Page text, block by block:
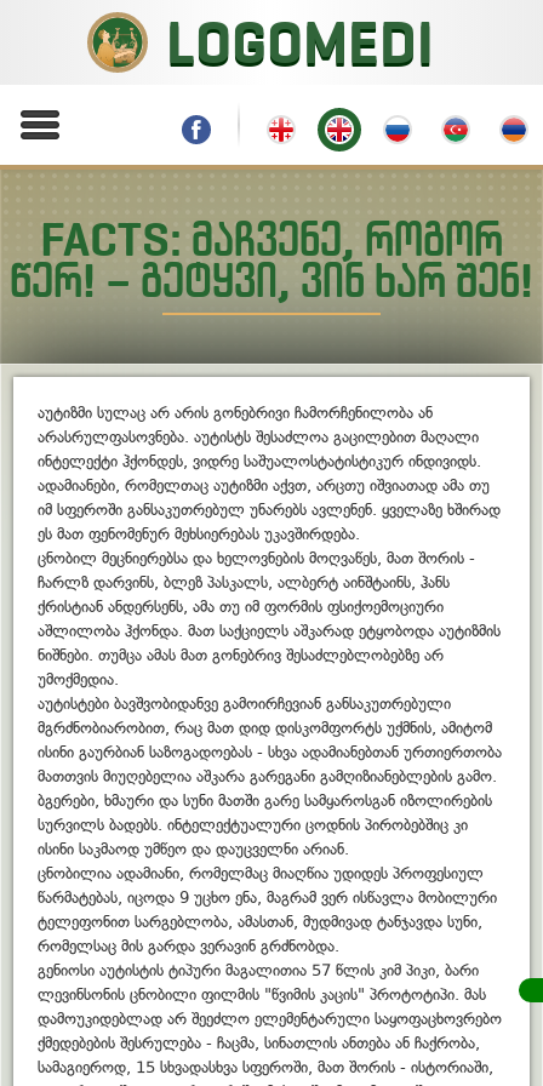
LOGOMEDI
FACTS: ᲛᲐᲩᲕᲔᲜᲔ, ᲠᲝᲒᲝᲠ
ᲬᲔᲠ! – ᲒᲔᲢᲧᲕᲘ, ᲕᲘᲜ ᲮᲐᲠ ᲨᲔᲜ!
აუტიზმი სულაც არ არის გონებრივი ჩამორჩენილობა ან
არასრულფასოვნება. აუტისტს შესაძლოა გაცილებით მაღალი
ინტელექტი ჰქონდეს, ვიდრე საშუალოსტატისტიკურ ინდივიდს.
ადამიანები, რომელთაც აუტიზმი აქვთ, არცთუ იშვიათად ამა თუ
იმ სფეროში განსაკუთრებულ უნარებს ავლენენ. ყველაზე ხშირად
ეს მათ ფენომენურ მეხსიერებას უკავშირდება.
ცნობილ მეცნიერებსა და ხელოვნების მოღვაწეს, მათ შორის -
ჩარლზ დარვინს, ბლეზ პასკალს, ალბერტ აინშტაინს, ჰანს
ქრისტიან ანდერსენს, ამა თუ იმ ფორმის ფსიქოემოციური
აშლილობა ჰქონდა. მათ საქციელს აშკარად ეტყობოდა აუტიზმის
ნიშნები. თუმცა ამას მათ გონებრივ შესაძლებლობებზე არ
უმოქმედია.
აუტისტები ბავშვობიდანვე გამოირჩევიან განსაკუთრებული
მგრძნობიარობით, რაც მათ დიდ დისკომფორტს უქმნის, ამიტომ
ისინი გაურბიან საზოგადოებას - სხვა ადამიანებთან ურთიერთობა
მათთვის მიუღებელია აშკარა გარეგანი გამღიზიანებლების გამო.
ბგერები, ხმაური და სუნი მათში გარე სამყაროსგან იზოლირების
სურვილს ბადებს. ინტელექტუალური ცოდნის პირობებშიც კი
ისინი საკმაოდ უმწეო და დაუცველნი არიან.
ცნობილია ადამიანი, რომელმაც მიაღწია უდიდეს პროფესიულ
წარმატებას, იცოდა 9 უცხო ენა, მაგრამ ვერ ისწავლა მობილური
ტელეფონით სარგებლობა, ამასთან, მუდმივად ტანჯავდა სუნი,
რომელსაც მის გარდა ვერავინ გრძნობდა.
გენიოსი აუტისტის ტიპური მაგალითია 57 წლის კიმ პიკი, ბარი
ლევინსონის ცნობილი ფილმის "წვიმის კაცის" პროტოტიპი. მას
დამოუკიდებლად არ შეეძლო ელემენტარული საყოფაცხოვრებო
ქმედებების შესრულება - ჩაცმა, სინათლის ანთება ან ჩაქრობა,
სამაგიეროდ, 15 სხვადასხვა სფეროში, მათ შორის - ისტორიაში,